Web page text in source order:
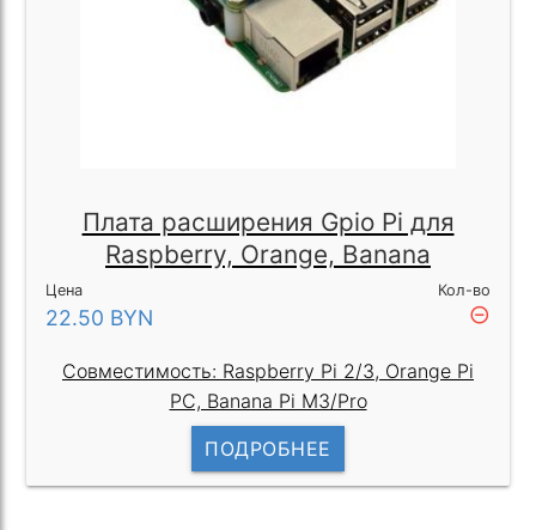
Плата расширения Gpio Pi для
Raspberry, Orange, Banana
Цена
22.50 BYN
Кол-во
remove_circle_outline
Совместимость: Raspberry Pi 2/3, Orange Pi
PC, Banana Pi M3/Pro
ПОДРОБНЕЕ